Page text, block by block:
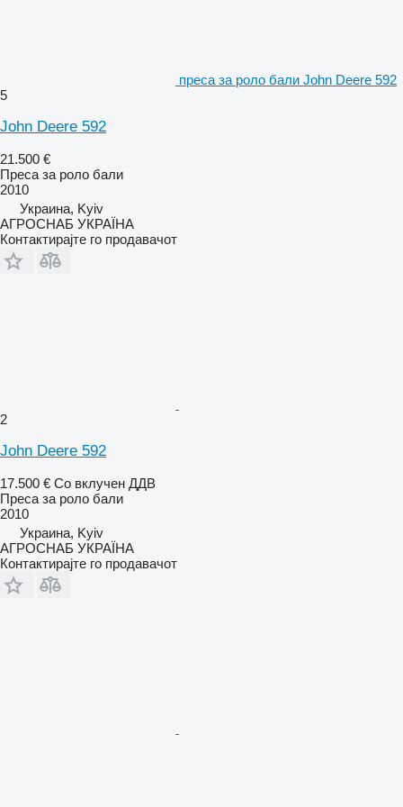
преса за роло бали John Deere 592
5
John Deere 592
21.500 €
Преса за роло бали
2010
Украина, Kyiv
АГРОСНАБ УКРАЇНА
Контактирајте го продавачот
2
John Deere 592
17.500 € Со вклучен ДДВ
Преса за роло бали
2010
Украина, Kyiv
АГРОСНАБ УКРАЇНА
Контактирајте го продавачот